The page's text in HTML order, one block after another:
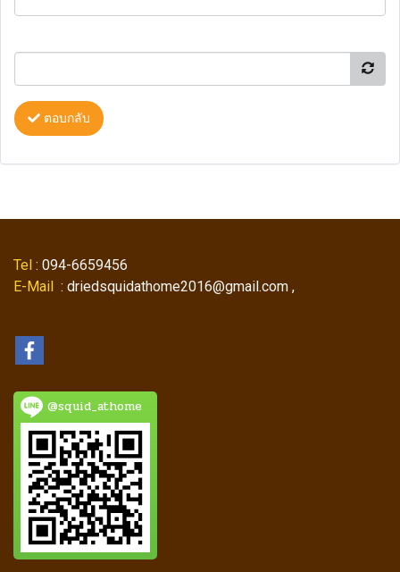
ตอบกลับ
Tel : 094-6659456
E-Mail : driedsquidathome2016@gmail.com ,
@squid_athome